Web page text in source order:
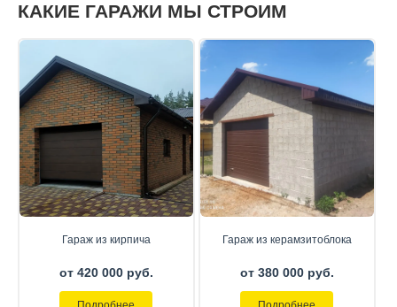
КАКИЕ ГАРАЖИ МЫ СТРОИМ
Гараж из кирпича
от 420 000 руб.
Гараж из керамзитоблока
от 380 000 руб.